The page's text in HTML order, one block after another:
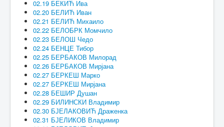
02.19 БЕКИЋ Ива
02.20 БЕЛИЋ Иван
02.21 БЕЛИЋ Михаило
02.22 БЕЛОБРК Момчило
02.23 БЕЛОШ Чедо
02.24 БЕНЦЕ Тибор
02.25 БЕРБАКОВ Милорад
02.26 БЕРБАКОВ Мирјана
02.27 БЕРКЕШ Марко
02.27 БЕРКЕШ Мирјана
02.28 БЕШИР Душан
02.29 БИЛИНСКИ Владимир
02.30 БЈЕЛАКОВИЋ Драженка
02.31 БЈЕЛИКОВ Владимир